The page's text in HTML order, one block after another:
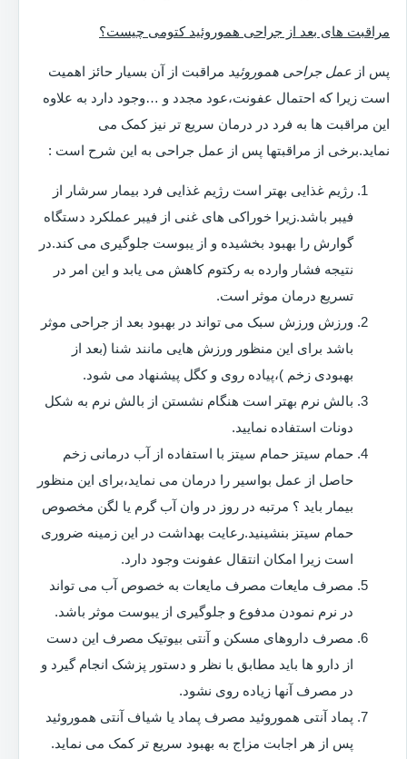
مراقبت های بعد از جراحی هموروئید کتومی چیست؟
پس از عمل جراحی هموروئید مراقبت از آن بسیار حائز اهمیت
است زیرا که احتمال عفونت،عود مجدد و …وجود دارد به علاوه
این مراقبت ها به فرد در درمان سریع تر نیز کمک می
نماید.برخی از مراقبتها پس از عمل جراحی به این شرح است :
رژیم غذایی بهتر است رژیم غذایی فرد بیمار سرشار از
فیبر باشد.زیرا خوراکی های غنی از فیبر عملکرد دستگاه
گوارش را بهبود بخشیده و از یبوست جلوگیری می کند.در
نتیجه فشار وارده به رکتوم کاهش می یابد و این امر در
تسریع درمان موثر است.
ورزش ورزش سبک می تواند در بهبود بعد از جراحی موثر
باشد برای این منظور ورزش هایی مانند شنا (بعد از
بهبودی زخم )،پیاده روی و کگل پیشنهاد می شود.
بالش نرم بهتر است هنگام نشستن از بالش نرم به شکل
دونات استفاده نمایید.
حمام سیتز حمام سیتز با استفاده از آب درمانی زخم
حاصل از عمل بواسیر را درمان می نماید،برای این منظور
بیمار باید ؟ مرتبه در روز در وان آب گرم یا لگن مخصوص
حمام سیتز بنشینید.رعایت بهداشت در این زمینه ضروری
است زیرا امکان انتقال عفونت وجود دارد.
مصرف مایعات مصرف مایعات به خصوص آب می تواند
در نرم نمودن مدفوع و جلوگیری از یبوست موثر باشد.
مصرف داروهای مسکن و آنتی بیوتیک مصرف این دست
از دارو ها باید مطابق با نظر و دستور پزشک انجام گیرد و
در مصرف آنها زیاده روی نشود.
پماد آنتی هموروئید مصرف پماد یا شیاف آنتی هموروئید
پس از هر اجابت مزاج به بهبود سریع تر کمک می نماید.